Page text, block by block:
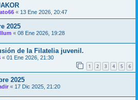
« 13 Ene 2026, 20:47
2025
« 08 Ene 2026, 19:28
de la Filatelia juvenil.
« 01 Ene 2026, 21:30
1 2 3 4 5 6
2025
« 17 Dic 2025, 21:20